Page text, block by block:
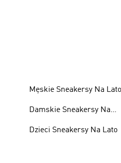
Męskie Sneakersy Na Lato
Damskie Sneakersy Na
Dzieci Sneakersy Na Lato